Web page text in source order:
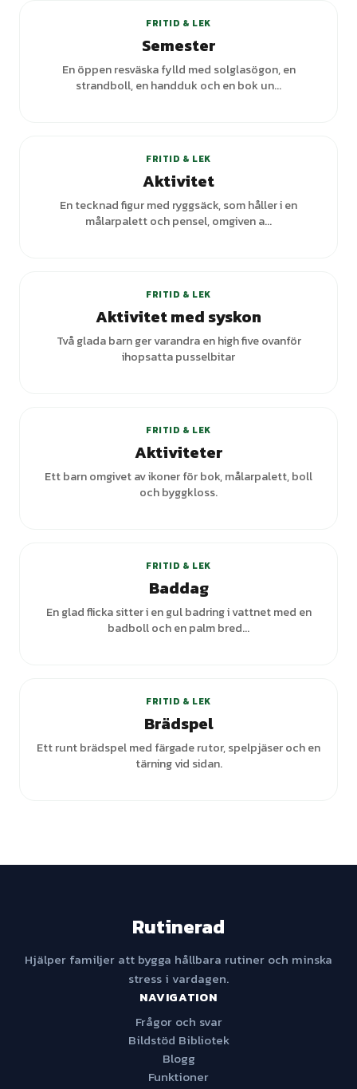
FRITID & LEK
Semester
En öppen resväska fylld med solglasögon, en
strandboll, en handduk och en bok un...
FRITID & LEK
Aktivitet
En tecknad figur med ryggsäck, som håller i en
målarpalett och pensel, omgiven a...
FRITID & LEK
Aktivitet med syskon
Två glada barn ger varandra en high five ovanför
ihopsatta pusselbitar
FRITID & LEK
Aktiviteter
Ett barn omgivet av ikoner för bok, målarpalett, boll
och byggkloss.
FRITID & LEK
Baddag
En glad flicka sitter i en gul badring i vattnet med en
badboll och en palm bred...
FRITID & LEK
Brädspel
Ett runt brädspel med färgade rutor, spelpjäser och en
tärning vid sidan.
Rutinerad
Hjälper familjer att bygga hållbara rutiner och minska
stress i vardagen.
NAVIGATION
Frågor och svar
Bildstöd Bibliotek
Blogg
Funktioner